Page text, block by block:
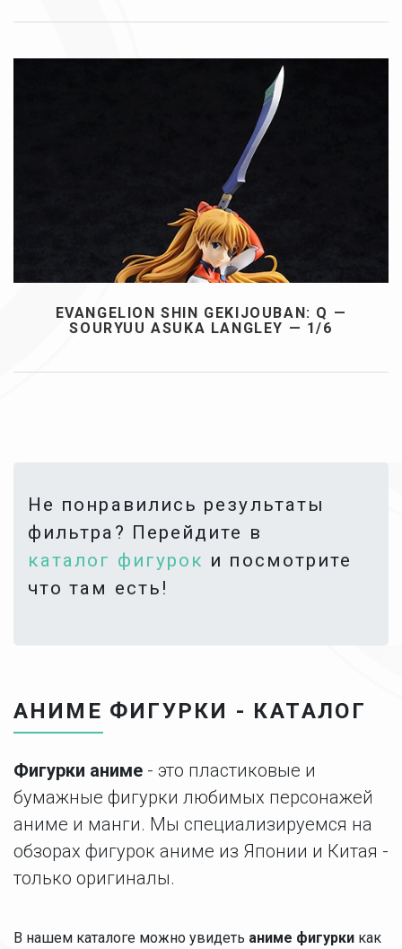
EVANGELION SHIN GEKIJOUBAN: Q —
SOURYUU ASUKA LANGLEY — 1/6
Не понравились результаты
фильтра? Перейдите в
каталог фигурок и посмотрите
что там есть!
АНИМЕ ФИГУРКИ - КАТАЛОГ
Фигурки аниме - это пластиковые и
бумажные фигурки любимых персонажей
аниме и манги. Мы специализируемся на
обзорах фигурок аниме из Японии и Китая -
только оригиналы.
В нашем каталоге можно увидеть аниме фигурки как